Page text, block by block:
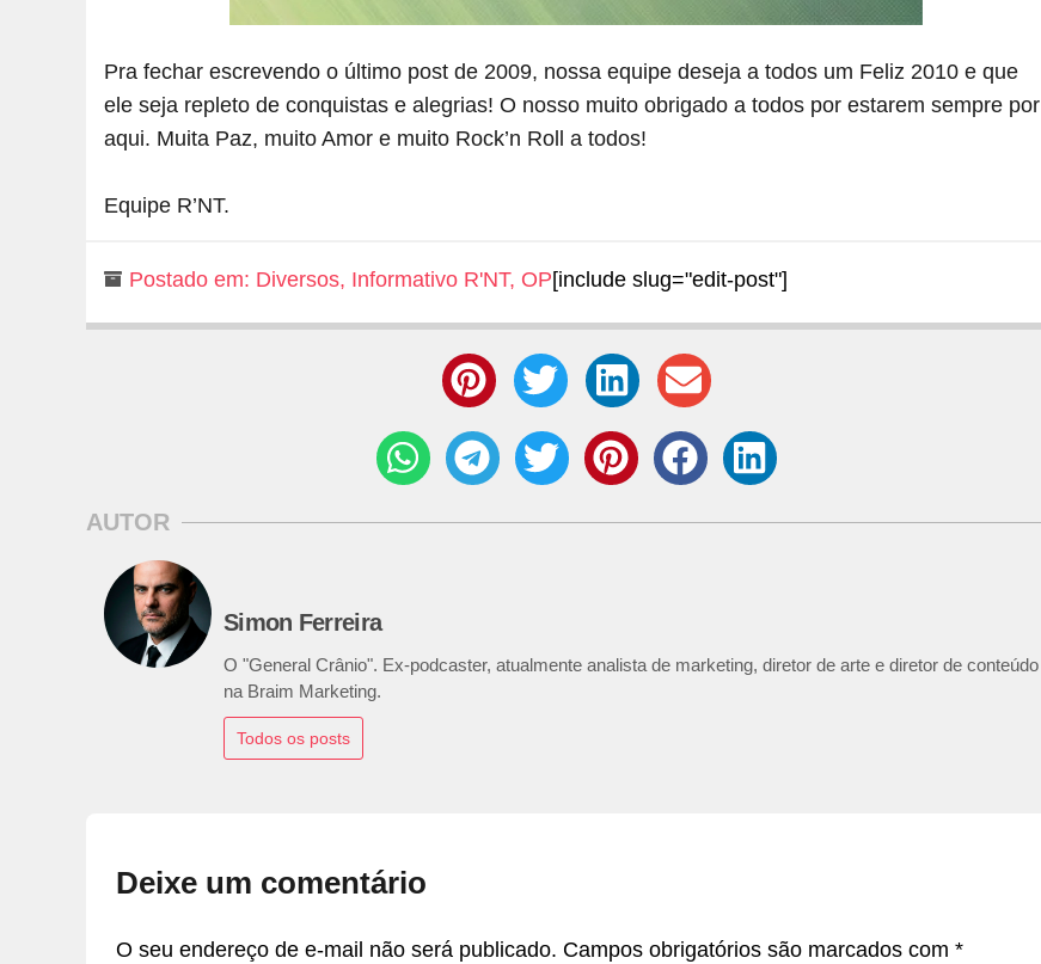
Pra fechar escrevendo o último post de 2009, nossa equipe deseja a todos um Feliz 2010 e que
ele seja repleto de conquistas e alegrias! O nosso muito obrigado a todos por estarem sempre por
aqui. Muita Paz, muito Amor e muito Rock’n Roll a todos!
Equipe R’NT.
Postado em: Diversos, Informativo R'NT, OP[include slug="edit-post"]
AUTOR
Simon Ferreira
O "General Crânio". Ex-podcaster, atualmente analista de marketing, diretor de arte e diretor de conteúdo
na Braim Marketing.
Todos os posts
Deixe um comentário
O seu endereço de e-mail não será publicado. Campos obrigatórios são marcados com *